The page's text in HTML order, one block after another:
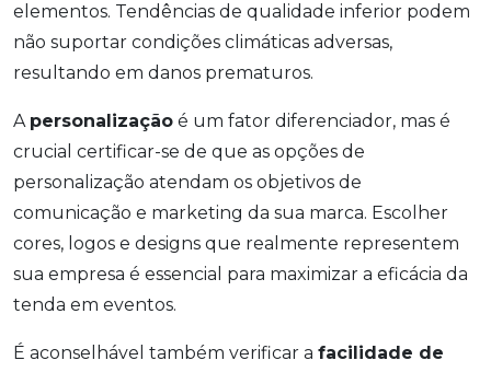
elementos. Tendências de qualidade inferior podem
não suportar condições climáticas adversas,
resultando em danos prematuros.
A personalização é um fator diferenciador, mas é
crucial certificar-se de que as opções de
personalização atendam os objetivos de
comunicação e marketing da sua marca. Escolher
cores, logos e designs que realmente representem
sua empresa é essencial para maximizar a eficácia da
tenda em eventos.
É aconselhável também verificar a facilidade de